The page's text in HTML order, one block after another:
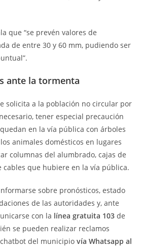
que “se prevén valores de
de entre 30 y 60 mm, pudiendo ser
ante la tormenta
solicita a la población no circular por
tener especial precaución
en la vía pública con árboles
animales domésticos en lugares
columnas del alumbrado, cajas de
que hubiere en la vía pública.
sobre pronósticos, estado
de las autoridades y, ante
con la línea gratuita 103 de
se pueden realizar reclamos
del municipio vía Whatsapp al